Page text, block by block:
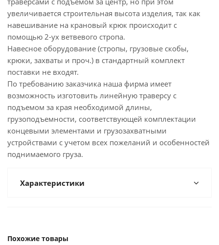
увеличивается строительная высота изделия, так как
навешивание на крановый крюк происходит с
помощью 2-ух ветвевого стропа.
Навесное оборудование (стропы, грузовые скобы,
крюки, захваты и проч.) в стандартный комплект
поставки не входят.
По требованию заказчика наша фирма имеет
возможность изготовить линейную траверсу с
подъемом за края необходимой длины,
грузоподъемности, соответствующей комплектации
концевыми элементами и грузозахватными
устройствами с учетом всех пожеланий и особенностей
поднимаемого груза.
Характеристики
Похожие товары